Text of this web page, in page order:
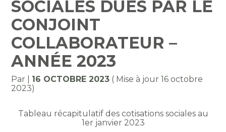
SOCIALES DUES PAR LE
CONJOINT
COLLABORATEUR –
ANNÉE 2023
Par 16 OCTOBRE 2023 ( Mise à jour 16 octobre
2023)
Tableau récapitulatif des cotisations sociales au
1er janvier 2023